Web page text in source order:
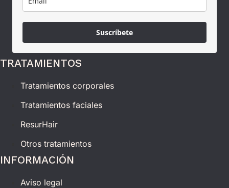
Suscríbete
TRATAMIENTOS
Tratamientos corporales
Tratamientos faciales
ResurHair
Otros tratamientos
INFORMACIÓN
Aviso legal